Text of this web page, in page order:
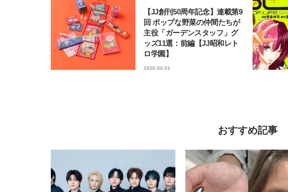
【JJ創刊50周年記念】連載第9
回 ポップな野菜の仲間たちが
主役「ガーデンスタッフ」グ
ッズ11選：前編【JJ昭和レト
ロ学園】
2026.04.01
おすすめ記事